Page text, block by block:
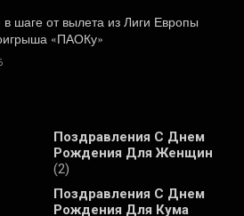
шаге от вылета из Лиги Европы
«ПАОКу»
Поздравления С Днем
Рождения Для Женщин
(2)
Поздравления С Днем
Рождения Для Кума